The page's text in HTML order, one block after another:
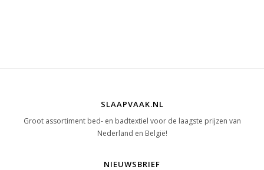
SLAAPVAAK.NL
Groot assortiment bed- en badtextiel voor de laagste prijzen van
Nederland en België!
NIEUWSBRIEF